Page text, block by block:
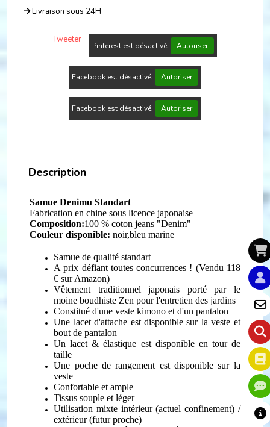
Livraison sous 24H
Tweeter
Pinterest est désactivé. Autoriser
Facebook est désactivé. Autoriser
Facebook est désactivé. Autoriser
Description
Samue Denimu Standart
Fabrication en chine sous licence japonaise
Composition:100 % coton jeans "Denim"
Couleur disponible: noir,bleu marine
Samue de qualité standart
A prix défiant toutes concurrences ! (Vendu 118
€ sur Amazon)
Vêtement traditionnel japonais porté par le
moine boudhiste Zen pour l'entretien des jardins
Constitué d'une veste kimono et d'un pantalon
Une lacet d'attache est disponible sur la veste et
bout de pantalon
Un lacet & élastique est disponible en tour de
taille
Une poche de rangement est disponible sur la
veste
Confortable et ample
Tissus souple et léger
Utilisation mixte intérieur (actuel confinement) /
extérieur (futur proche)